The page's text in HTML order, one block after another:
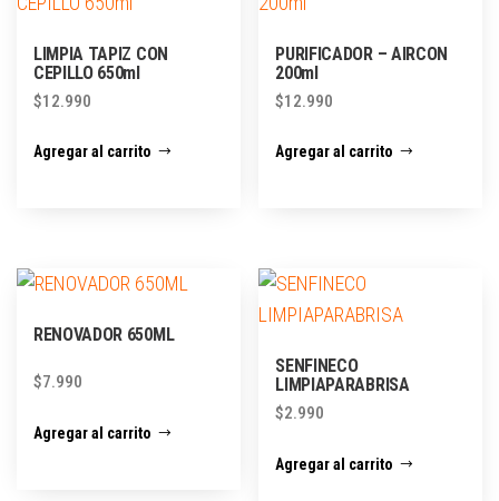
LIMPIA TAPIZ CON
CEPILLO 650ml
$12.990
Agregar al carrito
PURIFICADOR – AIRCON
200ml
$12.990
Agregar al carrito
RENOVADOR 650ML
$7.990
Agregar al carrito
SENFINECO
LIMPIAPARABRISA
$2.990
Agregar al carrito